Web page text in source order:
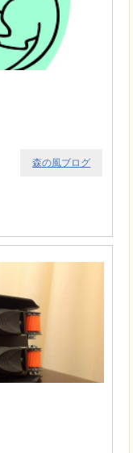
森の風ブログ